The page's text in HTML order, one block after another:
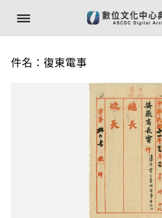
件名：復東電事